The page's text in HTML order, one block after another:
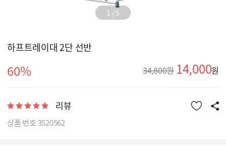
1 /5
하프트레이대 2단 선반
60% 34,800원 14,000원
리뷰
상품 번호 3520562